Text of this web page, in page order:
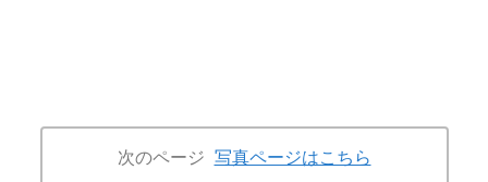
次のページ 写真ページはこちら